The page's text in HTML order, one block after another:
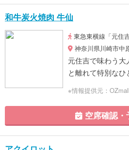
和牛炭火焼肉 牛仙
東急東横線「元住
神奈川県川崎市中
元住吉で味わう
と離れて特別なひ
※情報提供元：OZmall
空席確認・